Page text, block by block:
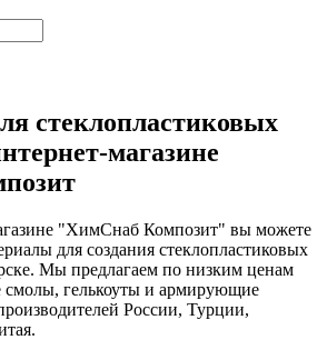
стеклопластиковых
магазине
"ХимСнаб Композит" вы можете
для создания стеклопластиковых
Мы предлагаем по низким ценам
смолы, гелькоуты и армирующие
России, Турции,